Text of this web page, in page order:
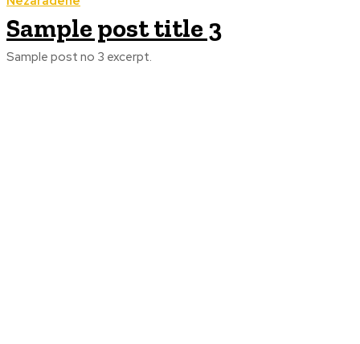
Sample post title 3
Sample post no 3 excerpt.